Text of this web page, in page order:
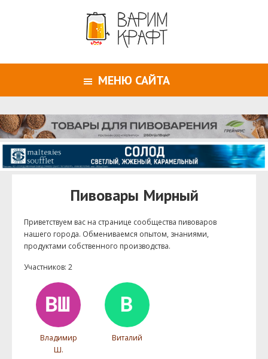
МЕНЮ САЙТА
Пивовары Мирный
Приветствуем ваc на странице сообщества пивоваров
нашего города. Обмениваемся опытом, знаниями,
продуктами собственного производства.
Участников: 2
Владимир
Ш.
Виталий